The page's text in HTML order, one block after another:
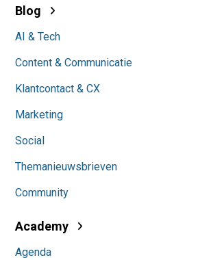
Blog
AI & Tech
Content & Communicatie
Klantcontact & CX
Marketing
Social
Themanieuwsbrieven
Community
Academy
Agenda